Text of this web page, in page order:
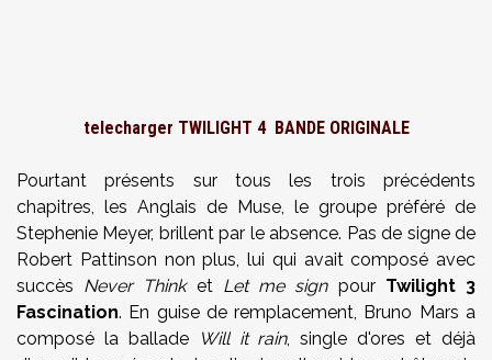
telecharger TWILIGHT 4 BANDE ORIGINALE
Pourtant présents sur tous les trois précédents
chapitres, les Anglais de Muse, le groupe préféré de
Stephenie Meyer, brillent par le absence. Pas de signe de
Robert Pattinson non plus, lui qui avait composé avec
succès Never Think et Let me signpour Twilight 3
Fascination. En guise de remplacement, Bruno Mars a
composé la ballade
Will it rain, single d'ores et déjà